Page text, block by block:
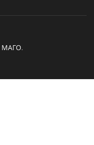
МАГО.